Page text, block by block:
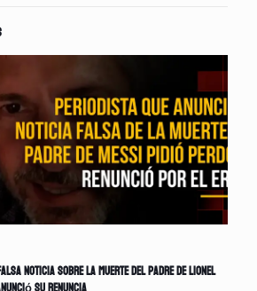
noticia sobre la muerte del padre de Lionel